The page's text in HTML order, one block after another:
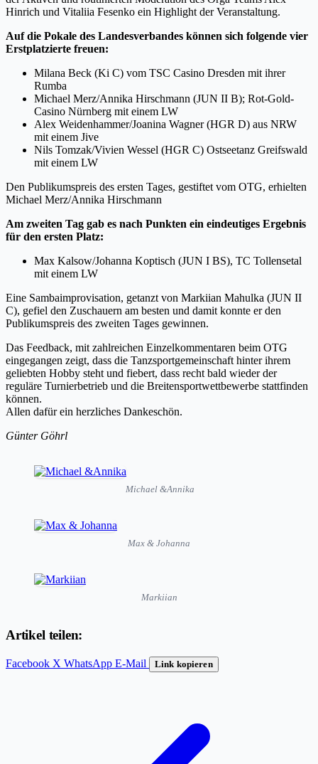
Hinrich und Vitaliia Fesenko ein Highlight der Veranstaltung.
Auf die Pokale des Landesverbandes können sich folgende vier
Erstplatzierte freuen:
Milana Beck (Ki C) vom TSC Casino Dresden mit ihrer
Rumba
Michael Merz/Annika Hirschmann (JUN II B); Rot-Gold-
Casino Nürnberg mit einem LW
Alex Weidenhammer/Joanina Wagner (HGR D) aus NRW
mit einem Jive
Nils Tomzak/Vivien Wessel (HGR C) Ostseetanz Greifswald
mit einem LW
Den Publikumspreis des ersten Tages, gestiftet vom OTG, erhielten
Michael Merz/Annika Hirschmann
Am zweiten Tag gab es nach Punkten ein eindeutiges Ergebnis
für den ersten Platz:
Max Kalsow/Johanna Koptisch (JUN I BS), TC Tollensetal
mit einem LW
Eine Sambaimprovisation, getanzt von Markiian Mahulka (JUN II
C), gefiel den Zuschauern am besten und damit konnte er den
Publikumspreis des zweiten Tages gewinnen.
Das Feedback, mit zahlreichen Einzelkommentaren beim OTG
eingegangen zeigt, dass die Tanzsportgemeinschaft hinter ihrem
geliebten Hobby steht und fiebert, dass recht bald wieder der
reguläre Turnierbetrieb und die Breitensportwettbewerbe stattfinden
können.
Allen dafür ein herzliches Dankeschön.
Günter Göhrl
Michael &Annika
Max & Johanna
Markiian
Artikel teilen:
Facebook X WhatsApp E-Mail Link kopieren